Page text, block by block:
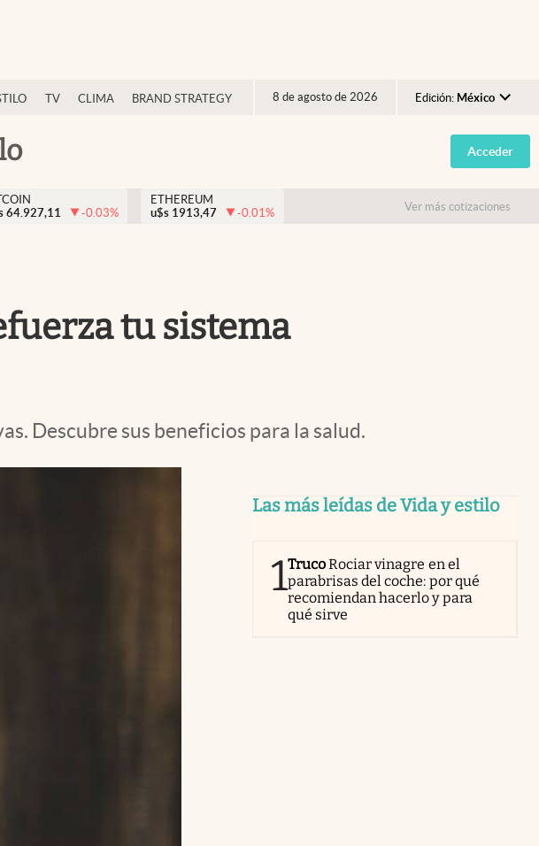
TV CLIMA BRAND STRATEGY 8 de agosto de 2026 Edición: México
Argentina
España
USA
Acceder
64.927,11 -0.03%
ETHEREUM
u$s 1913,47 -0.01% Ver más cotizaciones
tu sistema
Descubre sus beneficios para la salud.
Las más leídas de Vida y estilo
1TrucoRociar vinagre en el
parabrisas del coche: por qué
recomiendan hacerlo y para
qué sirve